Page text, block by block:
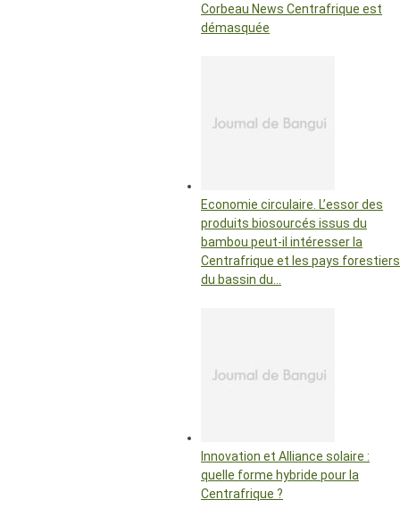
Corbeau News Centrafrique est
démasquée
Economie circulaire. L’essor des
produits biosourcés issus du
bambou peut-il intéresser la
Centrafrique et les pays forestiers
du bassin du…
Innovation et Alliance solaire :
quelle forme hybride pour la
Centrafrique ?